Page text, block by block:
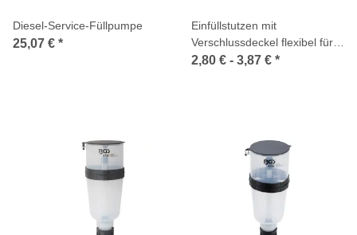
Diesel-Service-Füllpumpe
25,07 € *
Einfüllstutzen mit
Verschlussdeckel flexibel für
Art. 9944 9569 9570 und
2,80 € - 3,87 € *